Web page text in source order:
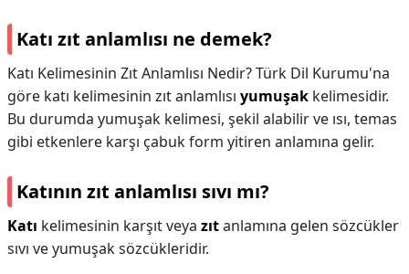
Katı zıt anlamlısı ne demek?
Katı Kelimesinin Zıt Anlamlısı Nedir? Türk Dil Kurumu'na
göre katı kelimesinin zıt anlamlısı yumuşak kelimesidir.
Bu durumda yumuşak kelimesi, şekil alabilir ve ısı, temas
gibi etkenlere karşı çabuk form yitiren anlamına gelir.
Katının zıt anlamlısı sıvı mı?
Katı kelimesinin karşıt veya zıtanlamına gelen sözcükler
sıvı ve yumuşak sözcükleridir.